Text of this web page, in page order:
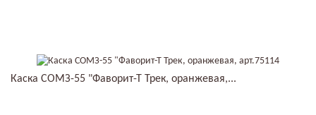
Каска СОМЗ-55 "Фаворит-Т Трек, оранжевая,...